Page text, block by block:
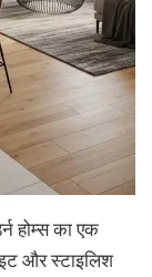
होम्स का एक
और स्टाइलिश